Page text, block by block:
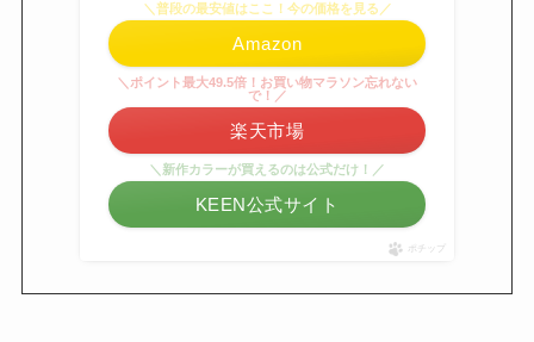
＼普段の最安値はここ！今の価格を見る／
Amazon
＼ポイント最大49.5倍！お買い物マラソン忘れない
で！／
楽天市場
＼新作カラーが買えるのは公式だけ！／
KEEN公式サイト
ポチップ